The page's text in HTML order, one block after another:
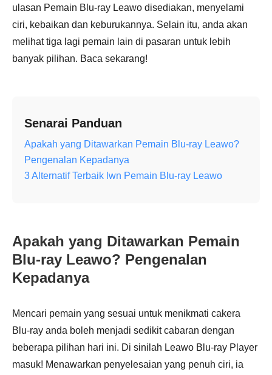
ulasan Pemain Blu-ray Leawo disediakan, menyelami
ciri, kebaikan dan keburukannya. Selain itu, anda akan
melihat tiga lagi pemain lain di pasaran untuk lebih
banyak pilihan. Baca sekarang!
Senarai Panduan
Apakah yang Ditawarkan Pemain Blu-ray Leawo?
Pengenalan Kepadanya
3 Alternatif Terbaik lwn Pemain Blu-ray Leawo
Apakah yang Ditawarkan Pemain
Blu-ray Leawo? Pengenalan
Kepadanya
Mencari pemain yang sesuai untuk menikmati cakera
Blu-ray anda boleh menjadi sedikit cabaran dengan
beberapa pilihan hari ini. Di sinilah Leawo Blu-ray Player
masuk! Menawarkan penyelesaian yang penuh ciri, ia